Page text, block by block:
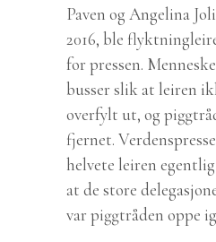
Paven og Angelina
2016, ble
for pressen.
busser slik at leiren
overfylt ut, og
fjernet.
helvete leiren
at de store
var piggtråden oppe